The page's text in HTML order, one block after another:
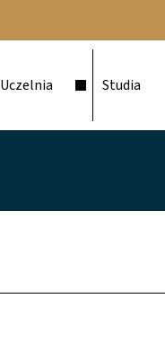
Uczelnia Studia